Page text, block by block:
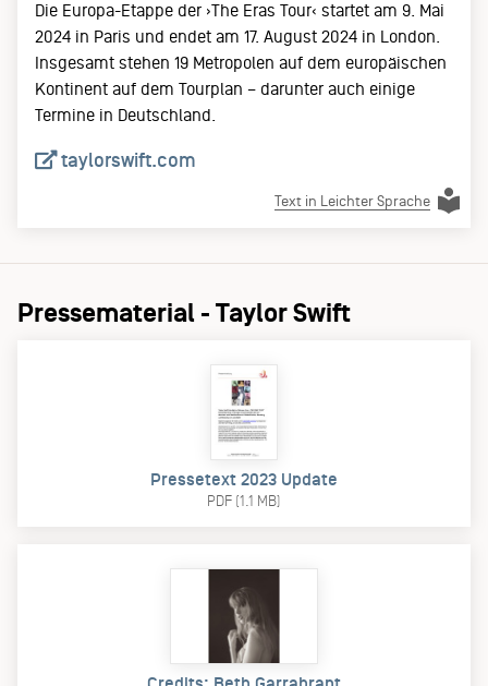
Die Europa-Etappe der ›The Eras Tour‹ startet am 9. Mai
2024 in Paris und endet am 17. August 2024 in London.
Insgesamt stehen 19 Metropolen auf dem europäischen
Kontinent auf dem Tourplan – darunter auch einige
Termine in Deutschland.
taylorswift.com
Text in Leichter Sprache
Pressematerial - Taylor Swift
Pressetext 2023 Update
PDF (1.1 MB)